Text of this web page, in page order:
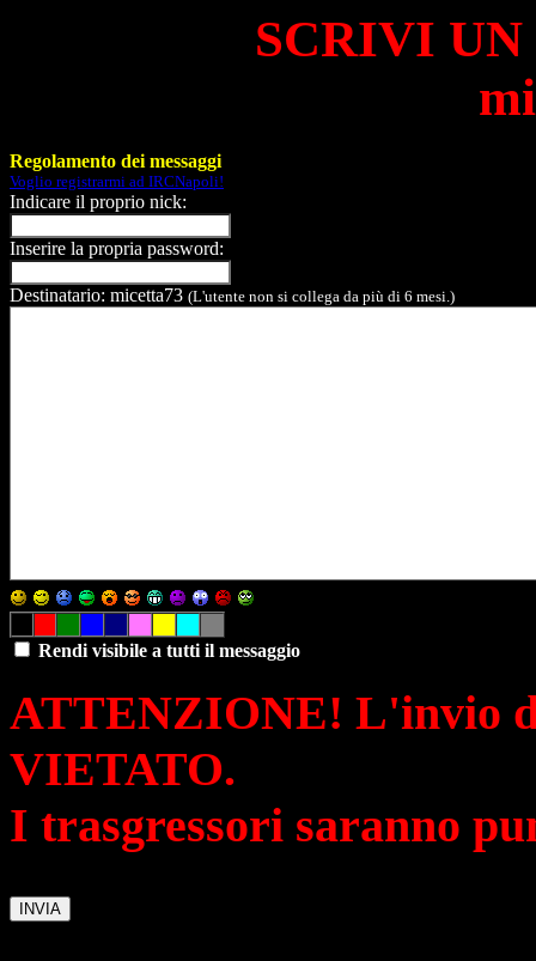
SCRIVI
Regolamento dei messaggi
Voglio registrarmi ad IRCNapoli!
Indicare il proprio nick:
Inserire la propria password:
Destinatario: micetta73 (L'utente non si collega da più di 6 mesi.)
Rendi visibile a tutti il messaggio
ATTENZIONE! L'invio
VIETATO.
I trasgressori saranno